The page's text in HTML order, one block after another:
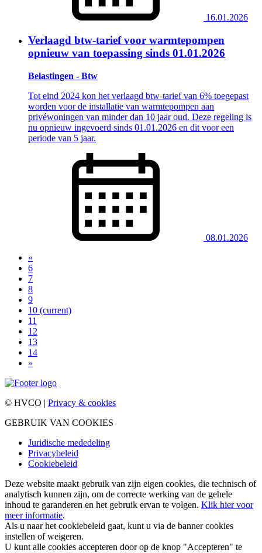
16.01.2026
Verlaagd btw-tarief voor warmtepompen
opnieuw van toepassing sinds 01.01.2026
Belastingen - Btw
Tot eind 2024 kon het verlaagd btw-tarief van 6% toegepast
worden voor de installatie van warmtepompen aan
privéwoningen van minder dan 10 jaar oud. Deze regeling is
nu opnieuw ingevoerd sinds 01.01.2026 en dit voor een
periode van 5 jaar.
08.01.2026
«
6
7
8
9
10 (current)
11
12
13
14
»
© HVCO | Privacy & cookies
GEBRUIK VAN COOKIES
Juridische mededeling
Privacybeleid
Cookiebeleid
Deze website maakt gebruik van zijn eigen cookies, die technisch of
analytisch kunnen zijn, om de correcte werking van de gehele
inhoud te garanderen en het gebruik ervan te volgen. Klik hier voor
meer informatie.
Als u naar het cookiebeleid gaat, kunt u via de banner cookies
instellen of weigeren.
U kunt alle cookies accepteren door op de knop "Accepteren" te